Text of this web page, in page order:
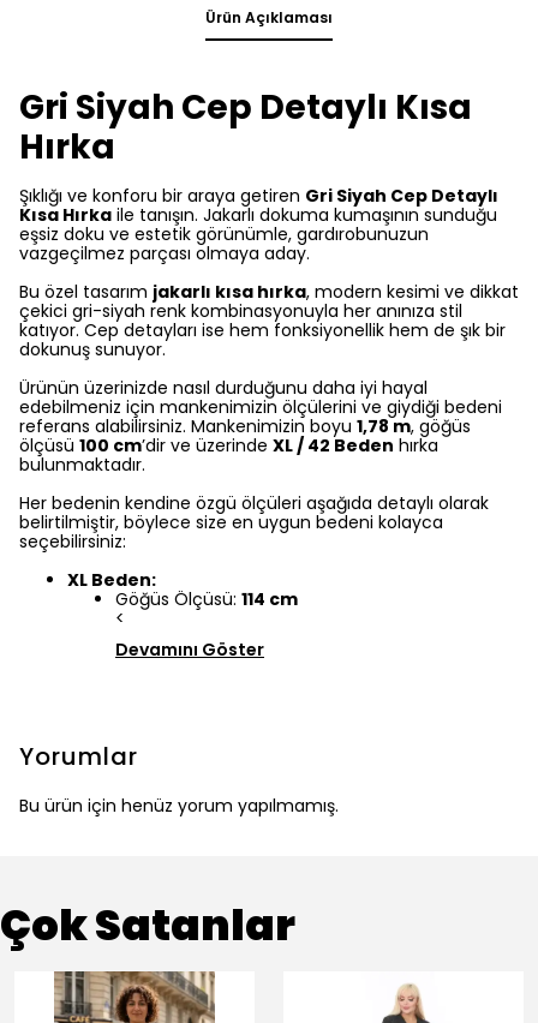
Ürün Açıklaması
Gri Siyah Cep Detaylı Kısa
Hırka
Şıklığı ve konforu bir araya getiren Gri Siyah Cep Detaylı
Kısa Hırka ile tanışın. Jakarlı dokuma kumaşının sunduğu
eşsiz doku ve estetik görünümle, gardırobunuzun
vazgeçilmez parçası olmaya aday.
Bu özel tasarım jakarlı kısa hırka, modern kesimi ve dikkat
çekici gri-siyah renk kombinasyonuyla her anınıza stil
katıyor. Cep detayları ise hem fonksiyonellik hem de şık bir
dokunuş sunuyor.
Ürünün üzerinizde nasıl durduğunu daha iyi hayal
edebilmeniz için mankenimizin ölçülerini ve giydiği bedeni
referans alabilirsiniz. Mankenimizin boyu 1,78 m, göğüs
ölçüsü 100 cm’dir ve üzerinde XL / 42 Beden hırka
bulunmaktadır.
Her bedenin kendine özgü ölçüleri aşağıda detaylı olarak
belirtilmiştir, böylece size en uygun bedeni kolayca
seçebilirsiniz:
XL Beden:
Göğüs Ölçüsü: 114 cm
<
Devamını Göster
Yorumlar
Bu ürün için henüz yorum yapılmamış.
Çok Satanlar